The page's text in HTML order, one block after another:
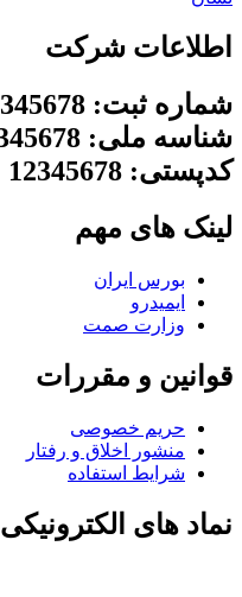
اطلاعات شرکت
شماره ثبت: 12345678
شناسه ملی: 12345678
کدپستی: 12345678
لینک های مهم
بورس ایران
ایمیدرو
وزارت صمت
قوانین و مقررات
حریم خصوصی
منشور اخلاق و رفتار
شرایط استفاده
نماد های الکترونیکی